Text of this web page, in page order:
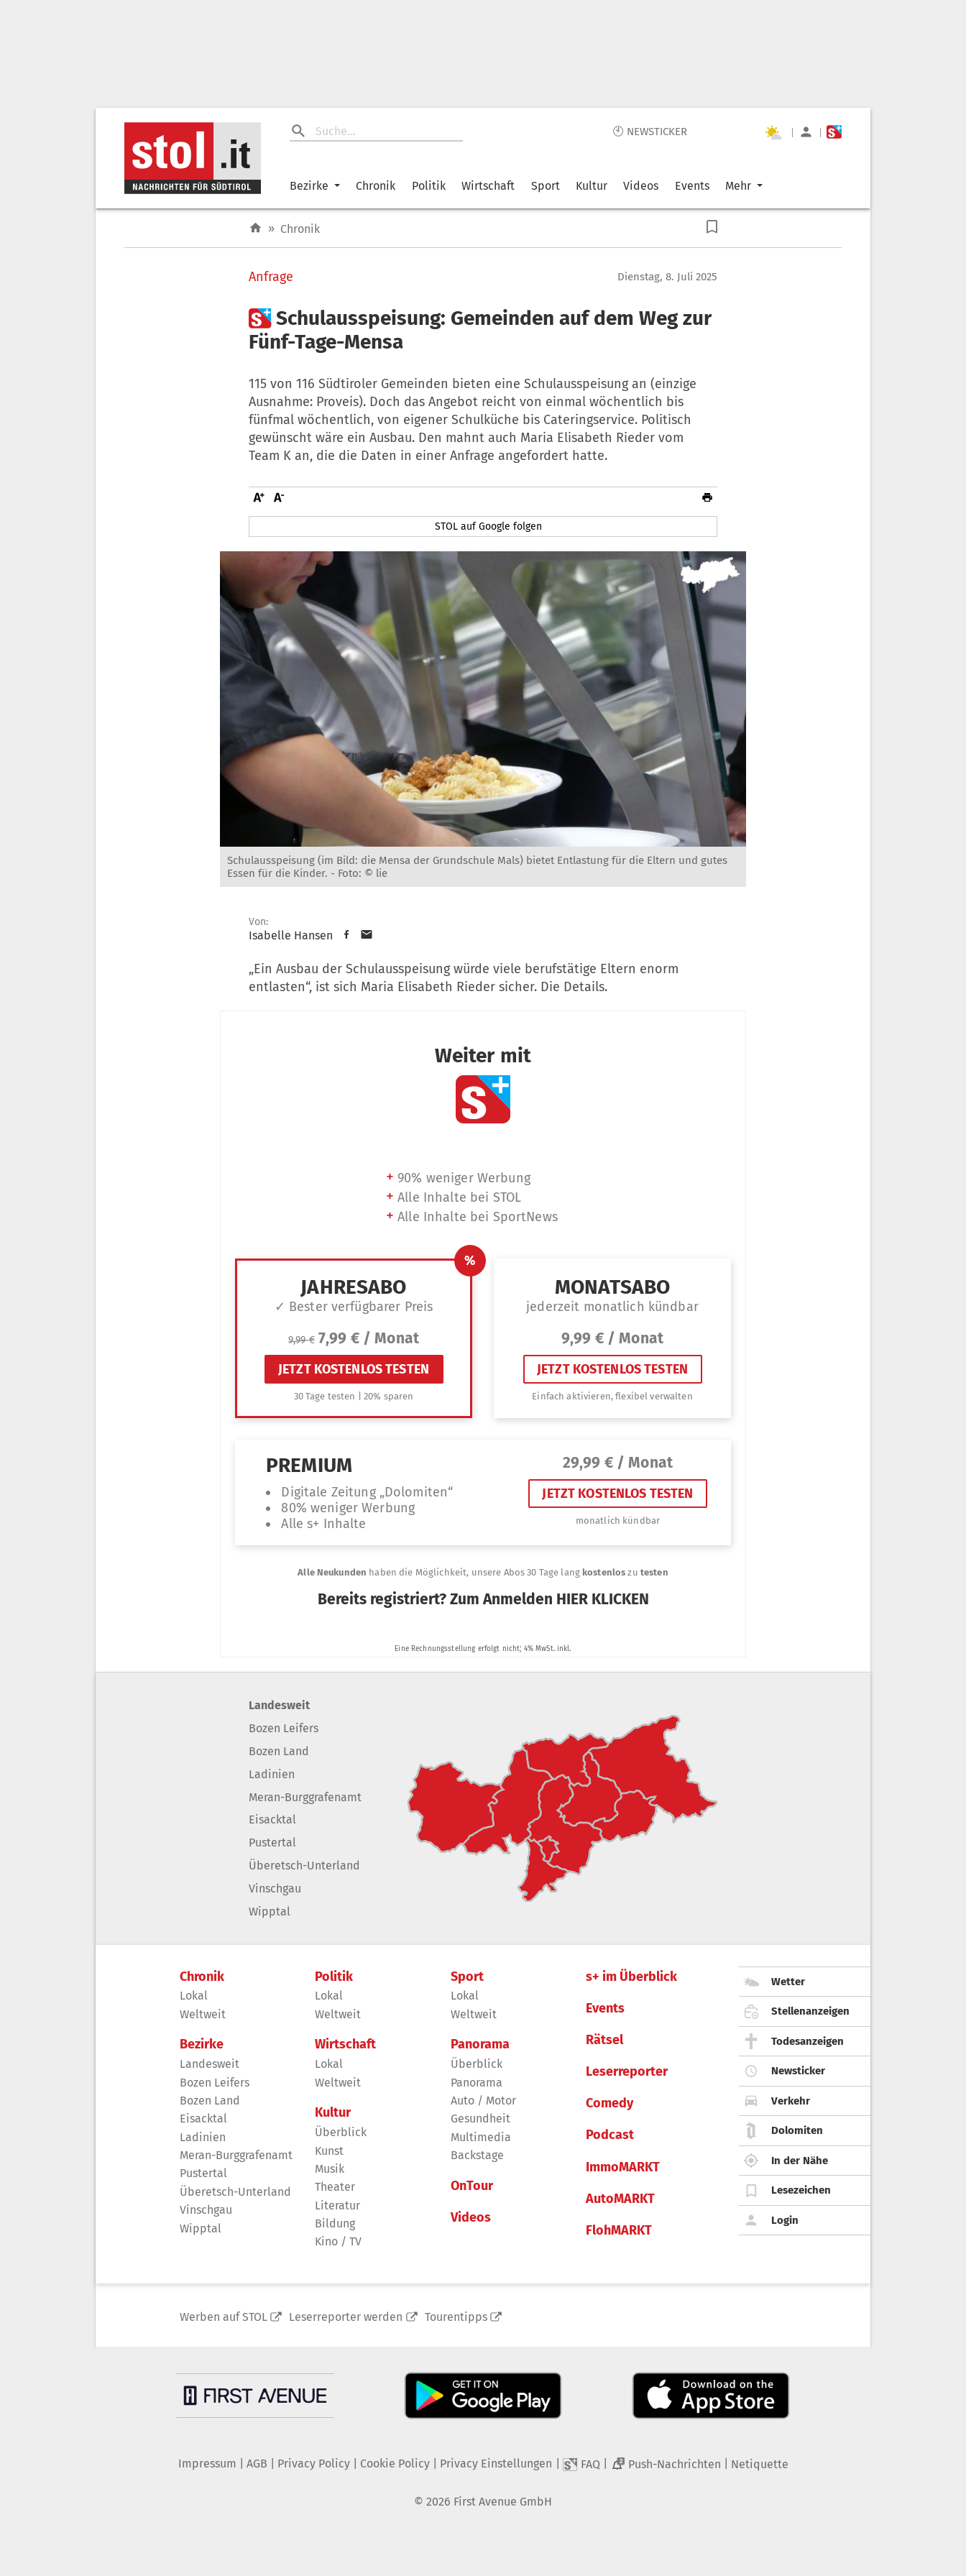
🕙 NEWSTICKER | |
Bezirke Chronik Politik Wirtschaft Sport Kultur Videos Events Mehr
» Chronik
Anfrage Dienstag, 8. Juli 2025
Schulausspeisung: Gemeinden auf dem Weg zur
Fünf-Tage-Mensa
115 von 116 Südtiroler Gemeinden bieten eine Schulausspeisung an (einzige
Ausnahme: Proveis). Doch das Angebot reicht von einmal wöchentlich bis
fünfmal wöchentlich, von eigener Schulküche bis Cateringservice. Politisch
gewünscht wäre ein Ausbau. Den mahnt auch Maria Elisabeth Rieder vom
Team K an, die die Daten in einer Anfrage angefordert hatte.
STOL auf Google folgen
Schulausspeisung (im Bild: die Mensa der Grundschule Mals) bietet Entlastung für die Eltern und gutes
Essen für die Kinder. - Foto: © lie
Von:
Isabelle Hansen
„Ein Ausbau der Schulausspeisung würde viele berufstätige Eltern enorm
entlasten“, ist sich Maria Elisabeth Rieder sicher. Die Details.
Landesweit
Bozen Leifers
Bozen Land
Ladinien
Meran-Burggrafenamt
Eisacktal
Pustertal
Überetsch-Unterland
Vinschgau
Wipptal
Chronik
Lokal
Weltweit
Bezirke
Landesweit
Bozen Leifers
Bozen Land
Eisacktal
Ladinien
Meran-Burggrafenamt
Pustertal
Überetsch-Unterland
Vinschgau
Wipptal
Politik
Lokal
Weltweit
Wirtschaft
Lokal
Weltweit
Kultur
Überblick
Kunst
Musik
Theater
Literatur
Bildung
Kino / TV
Sport
Lokal
Weltweit
Panorama
Überblick
Panorama
Auto / Motor
Gesundheit
Multimedia
Backstage
OnTour
Videos
s+ im Überblick
Events
Rätsel
Leserreporter
Comedy
Podcast
ImmoMARKT
AutoMARKT
FlohMARKT
Wetter
Stellenanzeigen
Todesanzeigen
Newsticker
Verkehr
Dolomiten
In der Nähe
Lesezeichen
Login
Werben auf STOL Leserreporter werden Tourentipps
Impressum AGB Privacy Policy| Cookie Policy| Privacy Einstellungen FAQ 2 Push-Nachrichten Netiquette
© 2026 First Avenue GmbH